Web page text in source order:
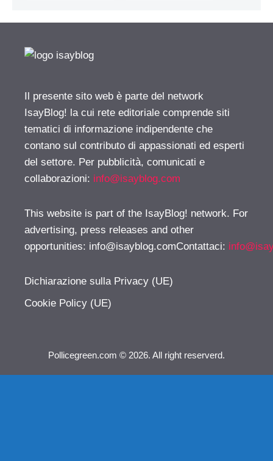
Il presente sito web è parte del network
IsayBlog! la cui rete editoriale comprende siti
tematici di informazione indipendente che
contano sul contributo di appassionati ed esperti
del settore. Per pubblicità, comunicati e
collaborazioni: info@isayblog.com
This website is part of the IsayBlog! network. For
advertising, press releases and other
opportunities: info@isayblog.comContattaci:
Dichiarazione sulla Privacy (UE)
Cookie Policy (UE)
Pollicegreen.com © 2026. All right reserverd.